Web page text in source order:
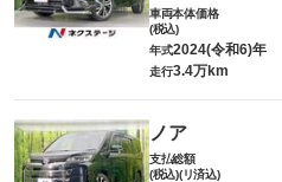
車両本体価格
(税込)
年式2024(令和6)年
走行3.4万km
ノア
支払総額
(税込)(リ済込)